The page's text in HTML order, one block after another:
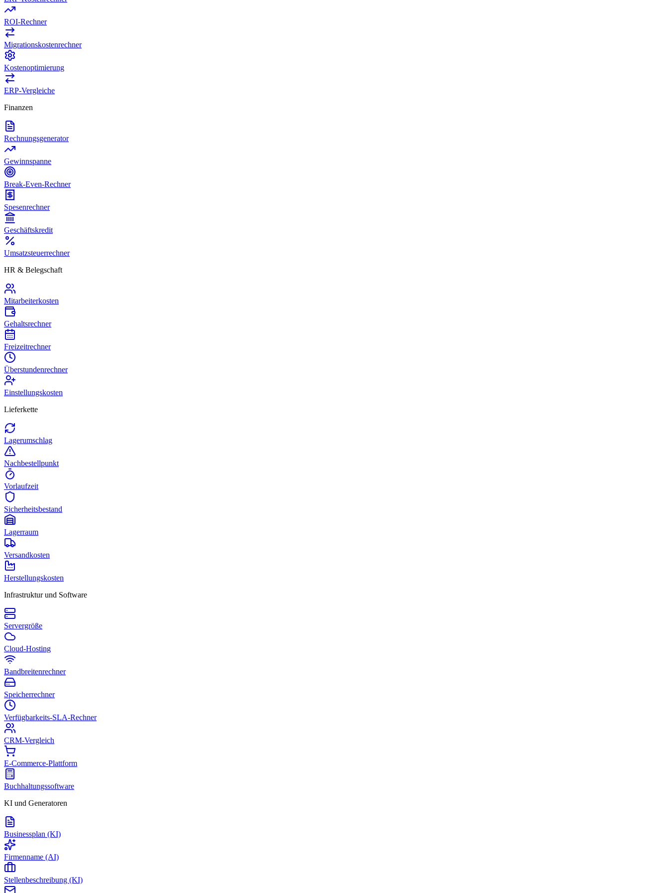
ROI-Rechner
Migrationskostenrechner
Kostenoptimierung
ERP-Vergleiche
Finanzen
Rechnungsgenerator
Gewinnspanne
Break-Even-Rechner
Spesenrechner
Geschäftskredit
Umsatzsteuerrechner
HR & Belegschaft
Mitarbeiterkosten
Gehaltsrechner
Freizeitrechner
Überstundenrechner
Einstellungskosten
Lieferkette
Lagerumschlag
Nachbestellpunkt
Vorlaufzeit
Sicherheitsbestand
Lagerraum
Versandkosten
Herstellungskosten
Infrastruktur und Software
Servergröße
Cloud-Hosting
Bandbreitenrechner
Speicherrechner
Verfügbarkeits-SLA-Rechner
CRM-Vergleich
E-Commerce-Plattform
Buchhaltungssoftware
KI und Generatoren
Businessplan (KI)
Firmenname (AI)
Stellenbeschreibung (KI)